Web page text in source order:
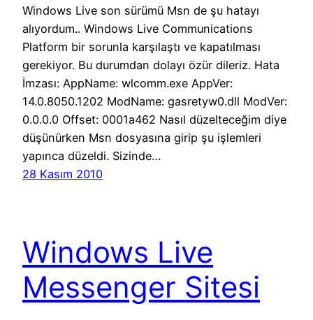
Windows Live son sürümü Msn de şu hatayı
alıyordum.. Windows Live Communications
Platform bir sorunla karşılaştı ve kapatılması
gerekiyor. Bu durumdan dolayı özür dileriz. Hata
İmzası: AppName: wlcomm.exe AppVer:
14.0.8050.1202 ModName: gasretyw0.dll ModVer:
0.0.0.0 Offset: 0001a462 Nasıl düzelteceğim diye
düşünürken Msn dosyasına girip şu işlemleri
yapınca düzeldi. Sizinde…
28 Kasım 2010
Windows Live
Messenger Sitesi